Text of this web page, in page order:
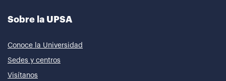
Sobre la UPSA
Conoce la Universidad
Sedes y centros
Visítanos